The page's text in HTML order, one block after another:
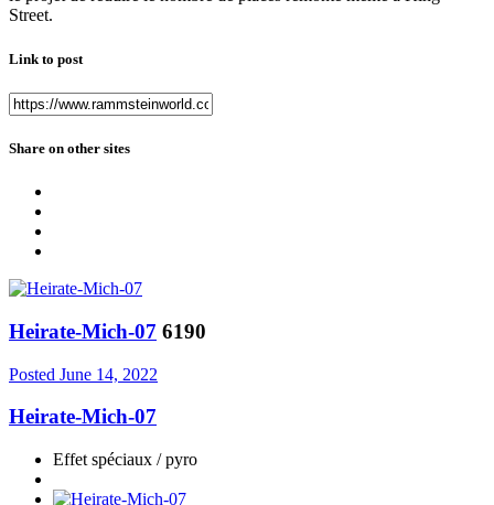
Street.
Link to post
Share on other sites
Heirate-Mich-07 6190
Posted June 14, 2022
Heirate-Mich-07
Effet spéciaux / pyro